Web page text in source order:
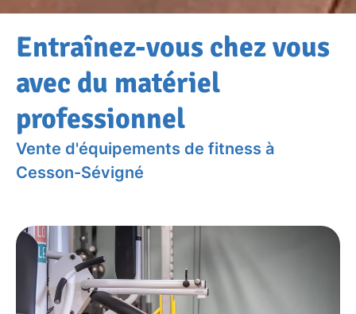
Vente d'équipements de fitness à
Cesson-Sévigné
Entraînez-vous chez vous
avec du matériel
professionnel